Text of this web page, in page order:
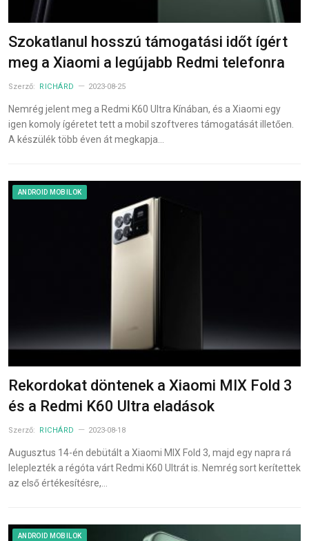
Szokatlanul hosszú támogatási időt ígért
meg a Xiaomi a legújabb Redmi telefonra
Szerző: RICHÁRD 2023-08-25
Nemrég jelent meg a Redmi K60 Ultra Kínában, és a Xiaomi egy
igen komoly ígéretet tett a mobil szoftveres támogatását illetően.
A készülék több éven át megkapja…
ANDROID MOBILOK
Rekordokat döntenek a Xiaomi MIX Fold 3
és a Redmi K60 Ultra eladások
Szerző: RICHÁRD 2023-08-18
Augusztus 14-én debütált a Xiaomi MIX Fold 3, majd egy napra rá
leleplezték a régóta várt Redmi K60 Ultrát is. Nemrég sort kerítettek
az első értékesítésre,…
ANDROID MOBILOK